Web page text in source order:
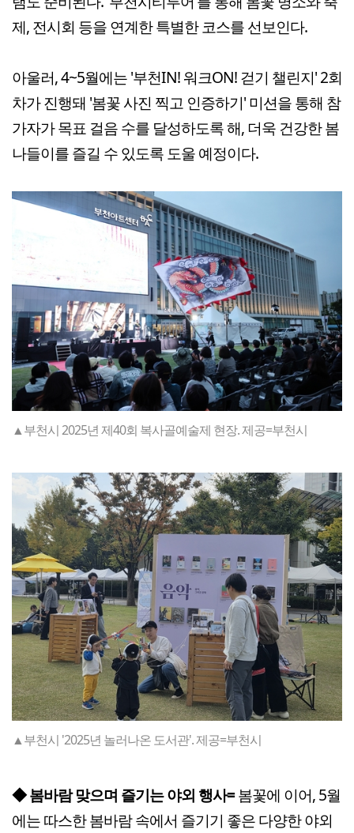
제, 전시회 등을 연계한 특별한 코스를 선보인다.
아울러, 4~5월에는 '부천IN! 워크ON! 걷기 챌린지' 2회
차가 진행돼 '봄꽃 사진 찍고 인증하기' 미션을 통해 참
가자가 목표 걸음 수를 달성하도록 해, 더욱 건강한 봄
나들이를 즐길 수 있도록 도울 예정이다.
▲부천시 2025년 제40회 복사골예술제 현장. 제공=부천시
▲부천시 '2025년 놀러나온 도서관'. 제공=부천시
◆ 봄바람 맞으며 즐기는 야외 행사=봄꽃에 이어, 5월
에는 따스한 봄바람 속에서 즐기기 좋은 다양한 야외